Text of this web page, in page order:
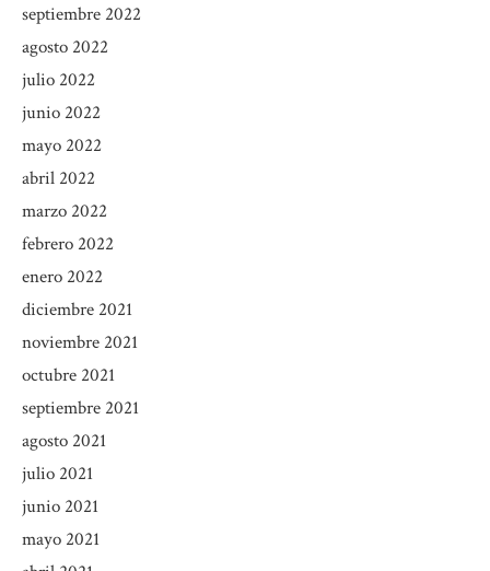
septiembre 2022
agosto 2022
julio 2022
junio 2022
mayo 2022
abril 2022
marzo 2022
febrero 2022
enero 2022
diciembre 2021
noviembre 2021
octubre 2021
septiembre 2021
agosto 2021
julio 2021
junio 2021
mayo 2021